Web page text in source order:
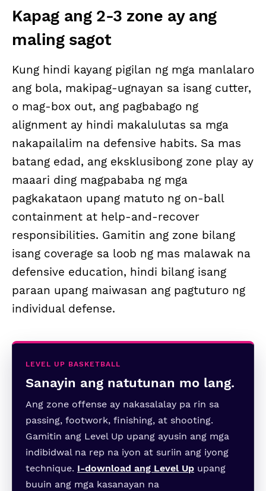
Kapag ang 2-3 zone ay ang
maling sagot
Kung hindi kayang pigilan ng mga manlalaro
ang bola, makipag-ugnayan sa isang cutter,
o mag-box out, ang pagbabago ng
alignment ay hindi makalulutas sa mga
nakapailalim na defensive habits. Sa mas
batang edad, ang eksklusibong zone play ay
maaari ding magpababa ng mga
pagkakataon upang matuto ng on-ball
containment at help-and-recover
responsibilities. Gamitin ang zone bilang
isang coverage sa loob ng mas malawak na
defensive education, hindi bilang isang
paraan upang maiwasan ang pagtuturo ng
individual defense.
LEVEL UP BASKETBALL
Sanayin ang natutunan mo lang.
Ang zone offense ay nakasalalay pa rin sa
passing, footwork, finishing, at shooting.
Gamitin ang Level Up upang ayusin ang mga
indibidwal na rep na iyon at suriin ang iyong
technique. I-download ang Level Up upang
buuin ang mga kasanayan na